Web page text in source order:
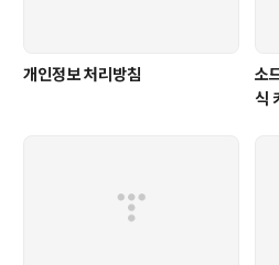
개인정보 처리방침
소